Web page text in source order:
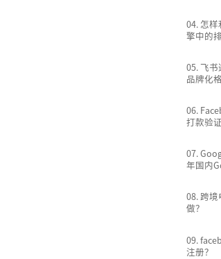
04. 怎样
擎中的
05.飞书
品牌化
06.
打款验
07.
年国内
08.跨境
做？
09.
注册？